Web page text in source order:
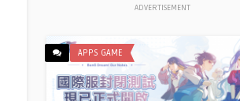
ADVERTISEMENT
APPS GAME